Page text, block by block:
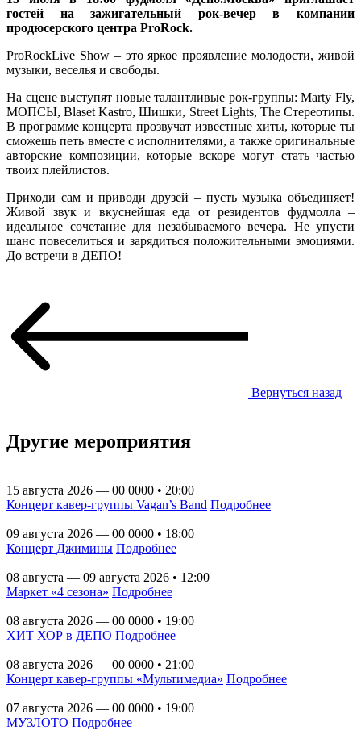
гостей на зажигательный рок-вечер в компании
продюсерского центра ProRock.
ProRockLive Show – это яркое проявление молодости, живой
музыки, веселья и свободы.
На сцене выступят новые талантливые рок-группы: Marty Fly,
МОПСЫ, Blaset Kastro, Шишки, Street Lights, The Стереотипы.
В программе концерта прозвучат известные хиты, которые ты
сможешь петь вместе с исполнителями, а также оригинальные
авторские композиции, которые вскоре могут стать частью
твоих плейлистов.
Приходи сам и приводи друзей – пусть музыка объединяет!
Живой звук и вкуснейшая еда от резидентов фудмолла –
идеальное сочетание для незабываемого вечера. Не упусти
шанс повеселиться и зарядиться положительными эмоциями.
До встречи в ДЕПО!
Вернуться назад
Другие мероприятия
15 августа 2026 — 00 0000 • 20:00
Концерт кавер-группы Vagan’s Band Подробнее
09 августа 2026 — 00 0000 • 18:00
Концерт Джимины Подробнее
08 августа — 09 августа 2026 • 12:00
Маркет «4 сезона» Подробнее
08 августа 2026 — 00 0000 • 19:00
ХИТ ХОР в ДЕПО Подробнее
08 августа 2026 — 00 0000 • 21:00
Концерт кавер-группы «Мультимедиа» Подробнее
07 августа 2026 — 00 0000 • 19:00
МУЗЛОТО Подробнее